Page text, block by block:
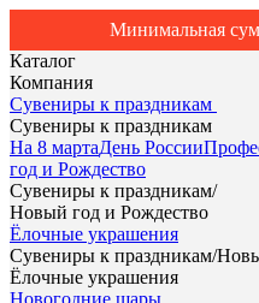
Минимальная
Каталог
Компания
Сувениры к праздникам
Сувениры к праздникам
На 8 мартаДень России
год и Рождество
Сувениры к праздникам/
Новый год и Рождество
Ёлочные украшения
Сувениры к праздникам/
Ёлочные украшения
Новогодние шары